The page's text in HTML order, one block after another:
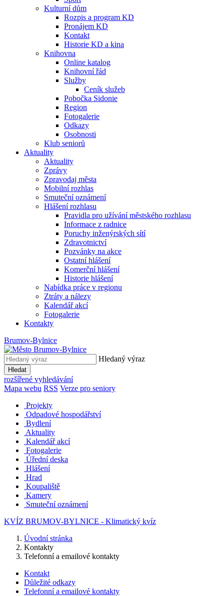
Kulturní dům
Rozpis a program KD
Pronájem KD
Kontakt
Historie KD a kina
Knihovna
Online katalog
Knihovní řád
Služby
Ceník služeb
Pobočka Sidonie
Region
Fotogalerie
Odkazy
Osobnosti
Klub seniorů
Aktuality
Aktuality
Zprávy
Zpravodaj města
Mobilní rozhlas
Smuteční oznámení
Hlášení rozhlasu
Pravidla pro užívání městského rozhlasu
Informace z radnice
Poruchy inženýrských sítí
Zdravotnictví
Pozvánky na akce
Ostatní hlášení
Komerční hlášení
Historie hlášení
Nabídka práce v regionu
Ztráty a nálezy
Kalendář akcí
Fotogalerie
Kontakty
Brumov-Bylnice
Hledaný výraz
Hledat
rozšířené vyhledávání
Mapa webu RSS Verze pro seniory
Projekty
Odpadové hospodářství
Bydlení
Aktuality
Kalendář akcí
Fotogalerie
Úřední deska
Hlášení
Hrad
Koupaliště
Kamery
Smuteční oznámení
KVÍZ BRUMOV-BYLNICE - Klimatický kvíz
Úvodní stránka
Kontakty
Telefonní a emailové kontakty
Kontakt
Důležité odkazy
Telefonní a emailové kontakty